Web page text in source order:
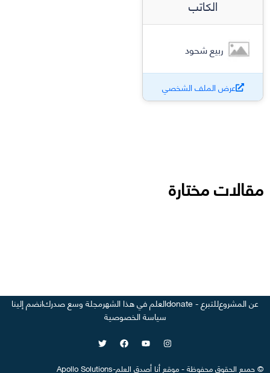
الكاتب
ربيع شحود
عرض الملف الشخصي
مقالات مختارة
عن المشروعللتبرع - donate العلم في هذا الشهرمجلة وسع صدركانضم إلينا
سياسة الخصوصية
©جميع الحقوق محفوظة-موقع أنا أصدق العلم-
Apollo Solutions